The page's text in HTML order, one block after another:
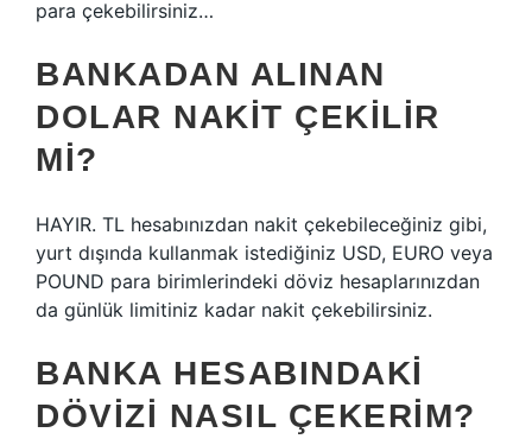
para çekebilirsiniz…
BANKADAN ALINAN
DOLAR NAKIT ÇEKILIR
MI?
HAYIR. TL hesabınızdan nakit çekebileceğiniz gibi,
yurt dışında kullanmak istediğiniz USD, EURO veya
POUND para birimlerindeki döviz hesaplarınızdan
da günlük limitiniz kadar nakit çekebilirsiniz.
BANKA HESABINDAKI
DÖVIZI NASIL ÇEKERIM?